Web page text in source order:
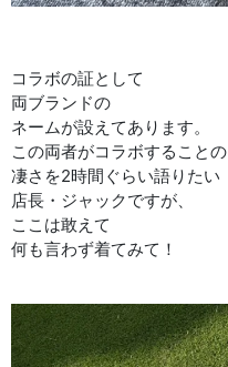
コラボの証として
両ブランドの
ネームが設えてあります。
この両者がコラボすることの
凄さを2時間ぐらい語りたい
店長・ジャックですが、
ここは敢えて
何も言わず着てみて！